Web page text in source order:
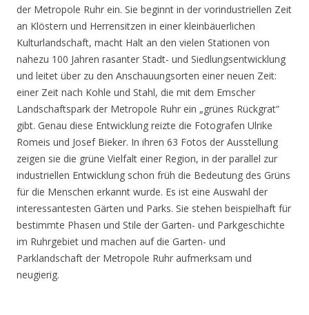
der Metropole Ruhr ein. Sie beginnt in der vorindustriellen Zeit
an Klöstern und Herrensitzen in einer kleinbäuerlichen
Kulturlandschaft, macht Halt an den vielen Stationen von
nahezu 100 Jahren rasanter Stadt- und Siedlungsentwicklung
und leitet über zu den Anschauungsorten einer neuen Zeit:
einer Zeit nach Kohle und Stahl, die mit dem Emscher
Landschaftspark der Metropole Ruhr ein „grünes Rückgrat“
gibt. Genau diese Entwicklung reizte die Fotografen Ulrike
Romeis und Josef Bieker. In ihren 63 Fotos der Ausstellung
zeigen sie die grüne Vielfalt einer Region, in der parallel zur
industriellen Entwicklung schon früh die Bedeutung des Grüns
für die Menschen erkannt wurde. Es ist eine Auswahl der
interessantesten Gärten und Parks. Sie stehen beispielhaft für
bestimmte Phasen und Stile der Garten- und Parkgeschichte
im Ruhrgebiet und machen auf die Garten- und
Parklandschaft der Metropole Ruhr aufmerksam und
neugierig.